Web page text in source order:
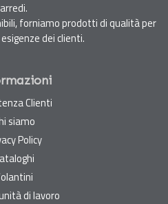
arredi.
forniamo prodotti di qualità per
dei clienti.
Clienti
siamo
Policy
di lavoro